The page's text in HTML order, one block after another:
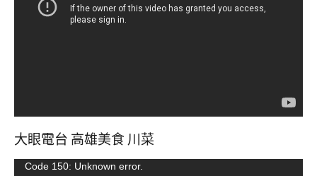
大眼電台 高雄美食 川菜
視Code 150: Unknown error.